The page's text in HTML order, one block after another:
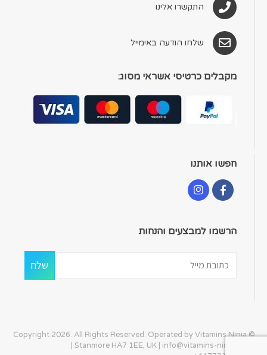
התקשרו אלינו
שלחו הודעה באימייל
מקבלים כרטיסי אשראי מסוג:
חפשו אותנו
הרשמו למבצעים והנחות
© Copyright 2026. All Rights Reserved. Operated by Vitamins Ninja
| Stanmore HA7 1EE, UK | info@vitamins-ninja.com